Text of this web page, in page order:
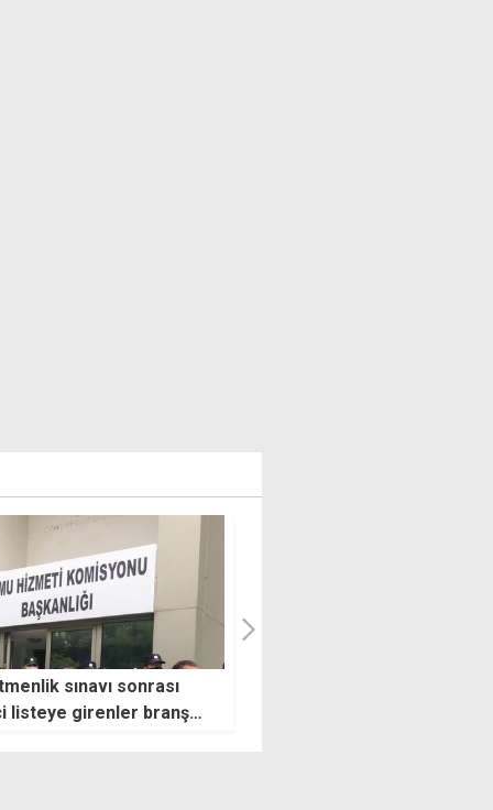
güneş altında çalışma
Yarından itibaren ay